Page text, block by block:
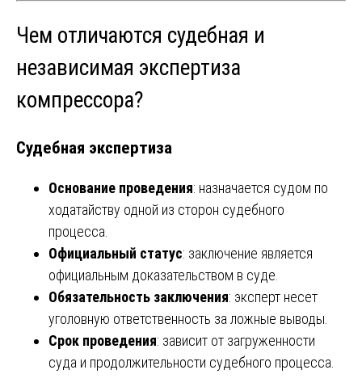
Чем отличаются судебная и
независимая экспертиза
компрессора?
Судебная экспертиза
Основание проведения: назначается судом по
ходатайству одной из сторон судебного
процесса.
Официальный статус: заключение является
официальным доказательством в суде.
Обязательность заключения: эксперт несет
уголовную ответственность за ложные выводы.
Срок проведения: зависит от загруженности
суда и продолжительности судебного процесса.